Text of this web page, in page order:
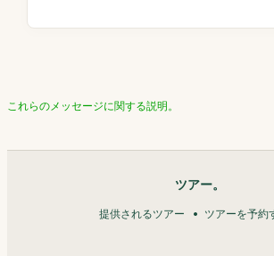
これらのメッセージに関する説明。
ツアー。
提供されるツアー ツアーを予約